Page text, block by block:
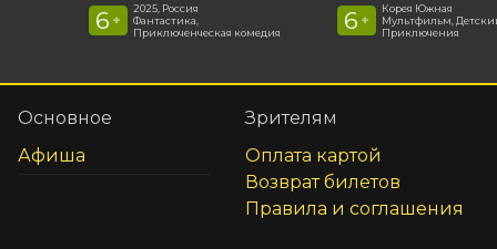
6 +
2025, Россия
Фантастика,
Приключенческая комедия
6 +
Корея Южная
Мультфильм,
Приключения
Основное
Афиша
Зрителям
Оплата картой
Возврат билетов
Правила и соглашения